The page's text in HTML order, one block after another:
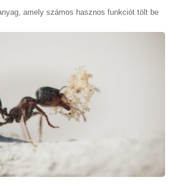
amely számos hasznos funkciót tölt be